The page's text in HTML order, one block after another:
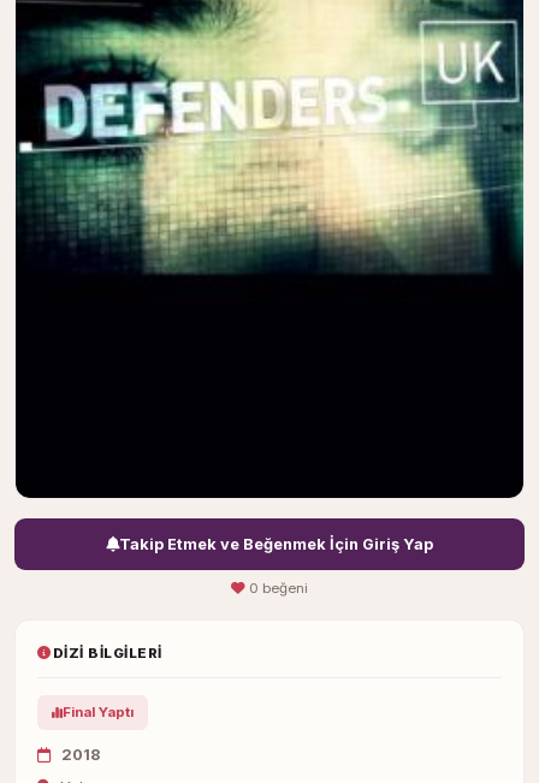
Takip Etmek ve Beğenmek İçin Giriş Yap
0 beğeni
DIZI BILGILERI
Final Yaptı
2018